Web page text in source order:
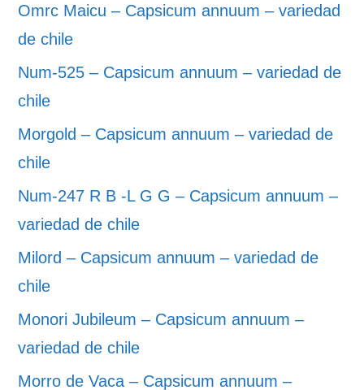
Omrc Maicu – Capsicum annuum – variedad
de chile
Num-525 – Capsicum annuum – variedad de
chile
Morgold – Capsicum annuum – variedad de
chile
Num-247 R B -L G G – Capsicum annuum –
variedad de chile
Milord – Capsicum annuum – variedad de
chile
Monori Jubileum – Capsicum annuum –
variedad de chile
Morro de Vaca – Capsicum annuum –